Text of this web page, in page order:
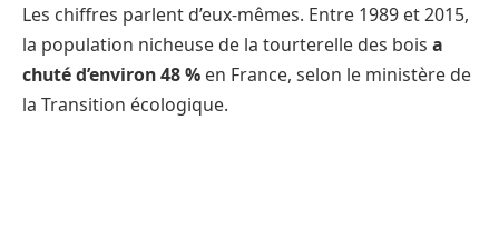
Les chiffres parlent d’eux-mêmes. Entre 1989 et 2015,
la population nicheuse de la tourterelle des bois a
chuté d’environ 48 % en France, selon le ministère de
la Transition écologique.